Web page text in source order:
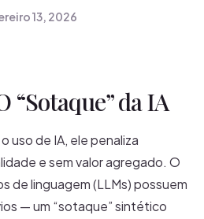
13, 2026
“Sotaque” da IA
uso de IA, ele penaliza
e sem valor agregado. O
de linguagem (LLMs) possuem
— um “sotaque” sintético